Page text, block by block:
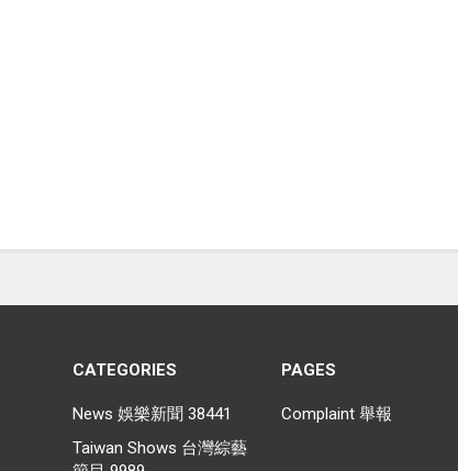
CATEGORIES
News 娛樂新聞 38441
Taiwan Shows 台灣綜藝
PAGES
Complaint 舉報